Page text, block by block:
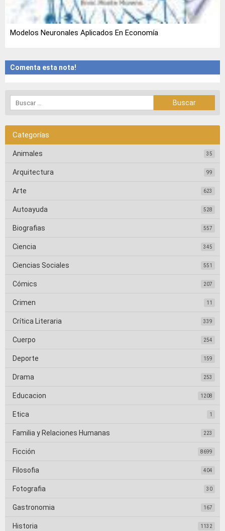
Modelos Neuronales Aplicados En Economía
Comenta esta nota!
Categorías
Animales 35
Arquitectura 99
Arte 623
Autoayuda 528
Biografias 557
Ciencia 345
Ciencias Sociales 551
Cómics 207
Crimen 11
Crítica Literaria 339
Cuerpo 254
Deporte 159
Drama 253
Educacion 1208
Etica 1
Familia y Relaciones Humanas 223
Ficción 8699
Filosofia 404
Fotografia 30
Gastronomia 167
Historia 1132